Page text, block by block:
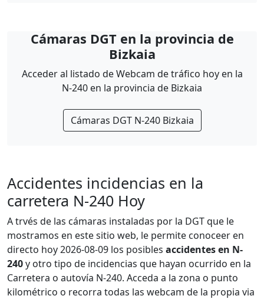
Cámaras DGT en la provincia de
Bizkaia
Acceder al listado de Webcam de tráfico hoy en la
N-240 en la provincia de Bizkaia
Cámaras DGT N-240 Bizkaia
Accidentes incidencias en la
carretera N-240 Hoy
A trvés de las cámaras instaladas por la DGT que le
mostramos en este sitio web, le permite conoceer en
directo hoy 2026-08-09 los posibles accidentes en N-
240y otro tipo de incidencias que hayan ocurrido en la
Carretera o autovía N-240. Acceda a la zona o punto
kilométrico o recorra todas las webcam de la propia via